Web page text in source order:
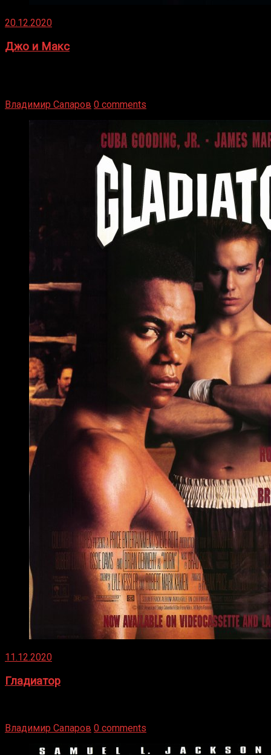
20.12.2020
Джо и Макс
Владимир Сапаров 0 comments
11.12.2020
Гладиатор
Владимир Сапаров 0 comments